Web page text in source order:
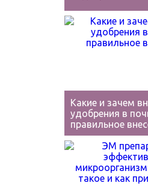
Какие и зачем
удобрения в
правильное